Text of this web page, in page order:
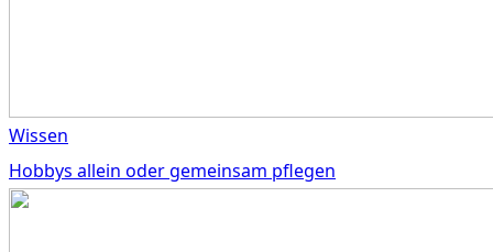
Wissen
Hobbys allein oder gemeinsam pflegen